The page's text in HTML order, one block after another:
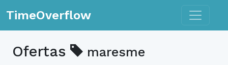
TimeOverflow Toggle
Ofertas maresme